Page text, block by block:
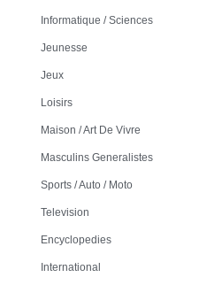
Informatique / Sciences
Jeunesse
Jeux
Loisirs
Maison / Art De Vivre
Masculins Generalistes
Sports / Auto / Moto
Television
Encyclopedies
International